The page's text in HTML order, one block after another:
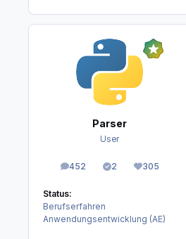
Parser
User
452
Beiträge 2
Lösungen305
Reputation
Status:
Berufserfahren
Anwendungsentwicklung (AE)